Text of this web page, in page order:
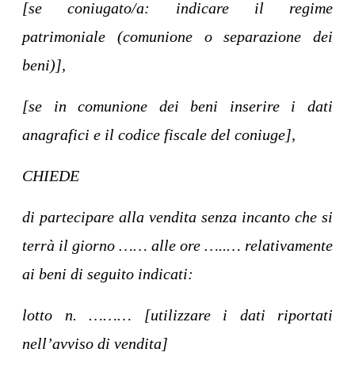
[se coniugato/a: indicare il regime
patrimoniale (comunione o separazione dei
beni)],
[se in comunione dei beni inserire i dati
anagrafici e il codice fiscale del coniuge],
CHIEDE
di partecipare alla vendita senza incanto che si
terrà il giorno …… alle ore …..… relativamente
ai beni di seguito indicati:
lotto n. ……… [utilizzare i dati riportati
nell’avviso di vendita]